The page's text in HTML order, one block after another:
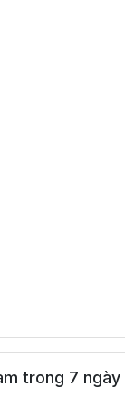
trong 7